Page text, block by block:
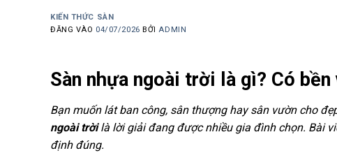
KIẾN THỨC SÀN
ĐĂNG VÀO 04/07/2026 BỞI ADMIN
Sàn nhựa ngoài trời là gì? Có
Bạn muốn lát ban công, sân thượng hay sân vườn cho
ngoài trờilà lời giải đang được nhiều gia đình chọn. Bài
định đúng.